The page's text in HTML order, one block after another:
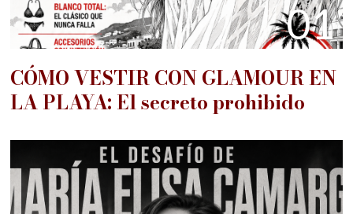
01
CÓMO VESTIR CON GLAMOUR EN
LA PLAYA: El secreto prohibido